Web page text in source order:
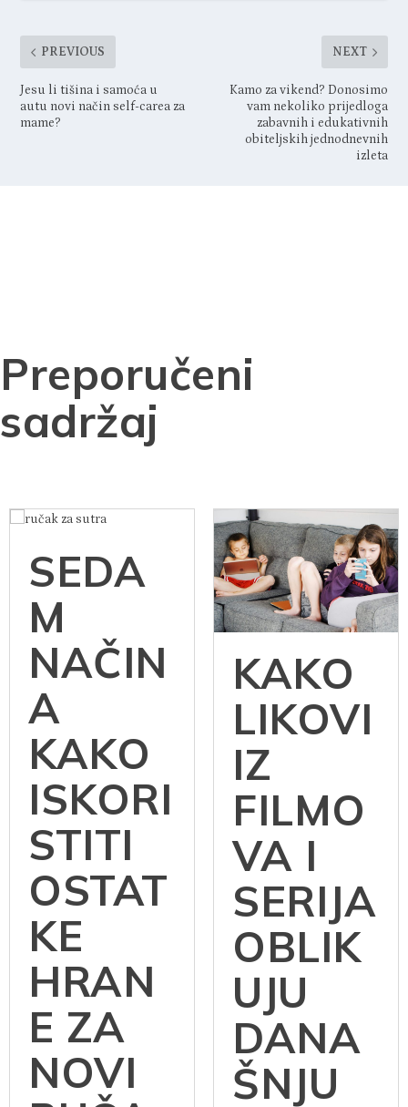
PREVIOUS
Jesu li tišina i samoća u
autu novi način self-carea za
mame?
NEXT
Kamo za vikend? Donosimo
vam nekoliko prijedloga
zabavnih i edukativnih
obiteljskih jednodnevnih
izleta
Preporučeni
sadržaj
SEDA
M
NAČIN
A
KAKO
ISKORI
STITI
OSTAT
KE
HRAN
E ZA
NOVI
KAKO
LIKOVI
IZ
FILMO
VA I
SERIJA
OBLIK
UJU
DANA
ŠNJU